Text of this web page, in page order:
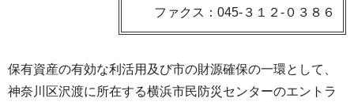
ファクス：045-３１２-０３８６
保有資産の有効な利活用及び市の財源確保の一環として、
神奈川区沢渡に所在する横浜市民防災センターのエントラ